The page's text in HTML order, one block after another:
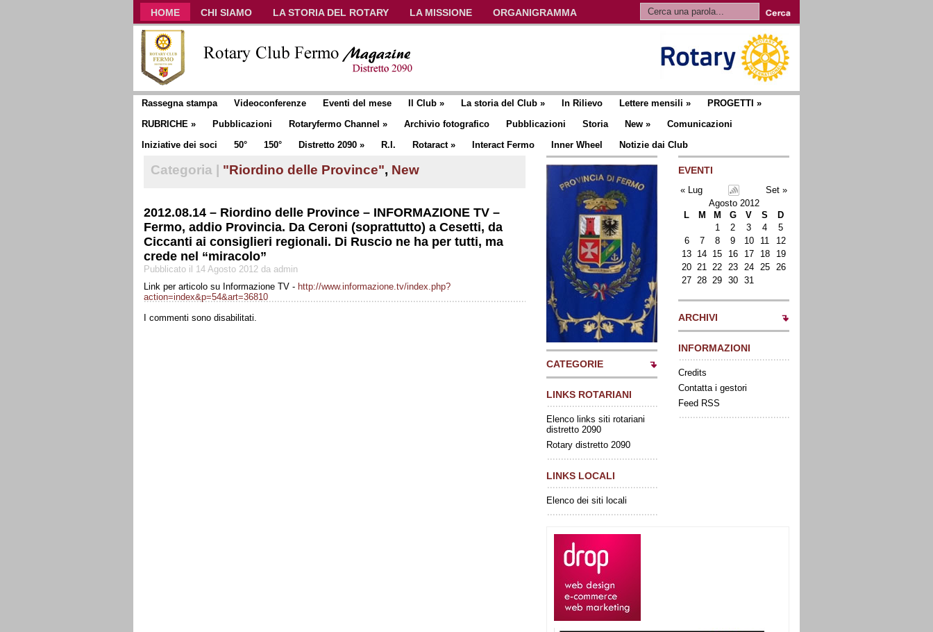
HOME CHI SIAMO LA STORIA DEL ROTARY LA MISSIONE
ORGANIGRAMMA
CLUB COMMUNICATOR
Rassegna stampa Videoconferenze Eventi del mese Il Club » La storia del Club » In Rilievo Lettere mensili » PROGETTI »
RUBRICHE » Pubblicazioni Rotaryfermo Channel » Archivio fotografico Pubblicazioni Storia New »
Comunicazioni
Iniziative dei soci
50° 150° Distretto 2090 » R.I. Rotaract» Interact Fermo Inner Wheel Notizie dai Club
Categoria | "Riordino delle Province", New
2012.08.14 – Riordino delle Province – INFORMAZIONE TV –
Fermo, addio Provincia. Da Ceroni (soprattutto) a Cesetti, da
Ciccanti ai consiglieri regionali. Di Ruscio ne ha per tutti, ma
crede nel “miracolo”
Pubblicato il 14 Agosto 2012 da admin
Link per articolo su Informazione TV - http://www.informazione.tv/index.php?
action=index&p=54&art=36810
I commenti sono disabilitati.
CATEGORIE
LINKS ROTARIANI
Elenco links siti rotariani
distretto 2090
Rotary distretto 2090
LINKS LOCALI
Elenco dei siti locali
EVENTI
« Lug
Set »
Agosto 2012
L
M M G V S
D
1
2 3 4
5
6
7 8 9 10 11
12
13 14 15 16 17 18
19
20 21 22 23 24 25
26
27 28 29 30 31
ARCHIVI
INFORMAZIONI
Credits
Contatta i gestori
Feed RSS